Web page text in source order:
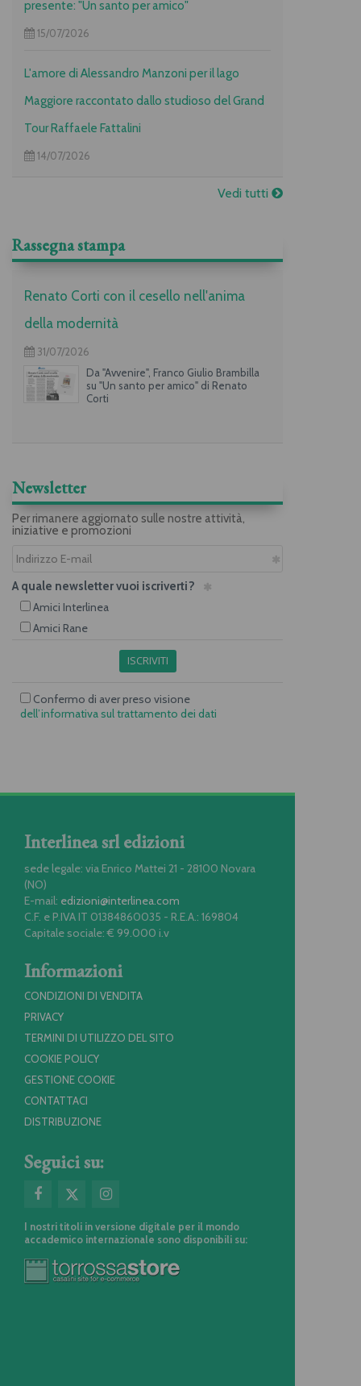
presente: "Un santo per amico"
15/07/2026
L'amore di Alessandro Manzoni per il lago
Maggiore raccontato dallo studioso del Grand
Tour Raffaele Fattalini
14/07/2026
Vedi tutti
Rassegna stampa
Renato Corti con il cesello nell'anima
della modernità
31/07/2026
Da "Avvenire", Franco Giulio Brambilla
su "Un santo per amico" di Renato
Corti
Newsletter
Per rimanere aggiornato sulle nostre attività,
iniziative e promozioni
A quale newsletter vuoi iscriverti?
Amici Interlinea
Amici Rane
ISCRIVITI
Confermo di aver preso visione
dell’informativa sul trattamento dei dati
Interlinea srl edizioni
sede legale: via Enrico Mattei 21 - 28100 Novara
(NO)
E-mail: edizioni@interlinea.com
C.F. e P.IVA IT 01384860035 - R.E.A.: 169804
Capitale sociale: € 99.000 i.v
Informazioni
CONDIZIONI DI VENDITA
PRIVACY
TERMINI DI UTILIZZO DEL SITO
COOKIE POLICY
GESTIONE COOKIE
CONTATTACI
DISTRIBUZIONE
Seguici su:
I nostri titoli in versione digitale per il mondo
accademico internazionale sono disponibili su: